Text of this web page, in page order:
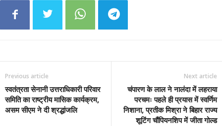
Previous article
स्वतंत्रता सेनानी उत्तराधिकारी परिवार
समिति का राष्ट्रीय मासिक कार्यक्रम,
असम सीएम ने दी श्रद्धांजलि
Next article
चंपारण के लाल ने नालंदा में लहराया
परचमः पहले ही प्रयास में स्वर्णिम
निशाना, प्रतीक मिश्रा ने बिहार राज्य
शूटिंग चौंपियनशिप में जीता गोल्ड